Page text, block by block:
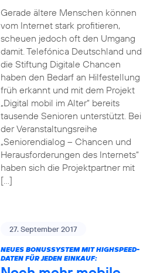
Gerade ältere Menschen können
vom Internet stark profitieren,
scheuen jedoch oft den Umgang
damit. Telefónica Deutschland und
die Stiftung Digitale Chancen
haben den Bedarf an Hilfestellung
früh erkannt und mit dem Projekt
„Digital mobil im Alter“ bereits
tausende Senioren unterstützt. Bei
der Veranstaltungsreihe
„Seniorendialog – Chancen und
Herausforderungen des Internets“
haben sich die Projektpartner mit
[…]
27. September 2017
NEUES BONUSSYSTEM MIT HIGHSPEED-
DATEN FÜR JEDEN EINKAUF: